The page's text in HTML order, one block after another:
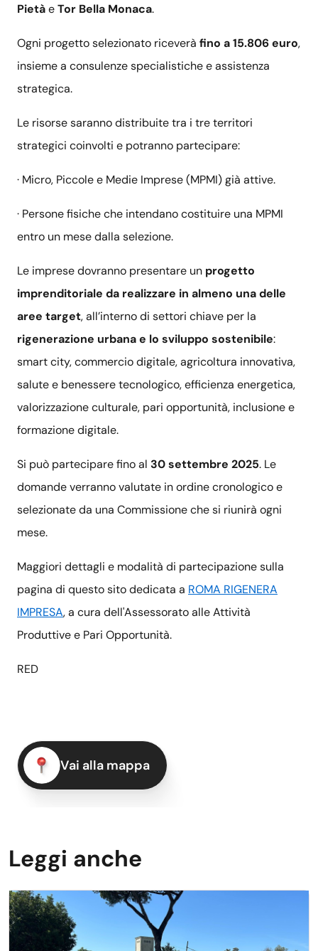
PietàeTor Bella Monaca.
Ogni progetto selezionato riceverà fino a 15.806 euro,
insieme a consulenze specialistiche e assistenza
strategica.
Le risorse saranno distribuite tra i tre territori
strategici coinvolti e potranno partecipare:
· Micro, Piccole e Medie Imprese (MPMI) già attive.
· Persone fisiche che intendano costituire una MPMI
entro un mese dalla selezione.
Le imprese dovranno presentare un progetto
imprenditoriale da realizzare in almeno una delle
aree target, all’interno di settori chiave per la
rigenerazione urbana e lo sviluppo sostenibile:
smart city, commercio digitale, agricoltura innovativa,
salute e benessere tecnologico, efficienza energetica,
valorizzazione culturale, pari opportunità, inclusione e
formazione digitale.
Si può partecipare fino al 30 settembre 2025. Le
domande verranno valutate in ordine cronologico e
selezionate da una Commissione che si riunirà ogni
mese.
Maggiori dettagli e modalità di partecipazione sulla
pagina di questo sito dedicata a ROMA RIGENERA
IMPRESA, a cura dell'Assessorato alle Attività
Produttive e Pari Opportunità.
RED
Vai alla mappa
Leggi anche